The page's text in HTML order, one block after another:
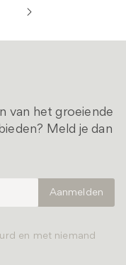
van het groeiende
Meld je dan
en met niemand